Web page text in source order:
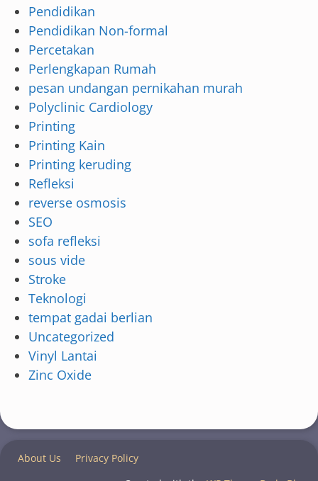
Pendidikan
Pendidikan Non-formal
Percetakan
Perlengkapan Rumah
pesan undangan pernikahan murah
Polyclinic Cardiology
Printing
Printing Kain
Printing keruding
Refleksi
reverse osmosis
SEO
sofa refleksi
sous vide
Stroke
Teknologi
tempat gadai berlian
Uncategorized
Vinyl Lantai
Zinc Oxide
About Us
Privacy Policy